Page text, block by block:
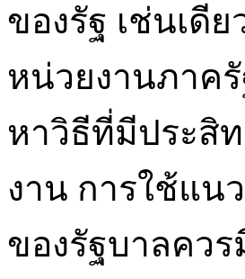
ของรัฐ เช่นเดี
หน่วยงานภาค
หาวิธีที่มีประสิ
งาน การใช้แน
ของรัฐบาลคว